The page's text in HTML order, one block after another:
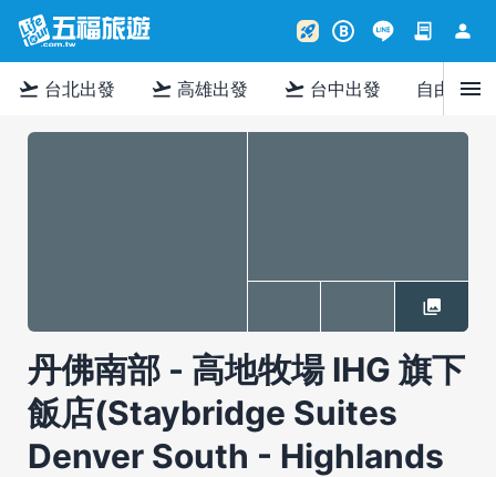
rocket_launch B contract person
flight_takeoff 台北出發 flight_takeoff 高雄出發 flight_takeoff 台中出發 自由行menu
丹佛南部 - 高地牧場 IHG 旗下
飯店(Staybridge Suites
Denver South - Highlands